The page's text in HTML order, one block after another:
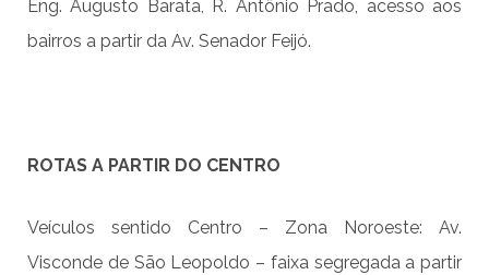
Eng. Augusto Barata, R. Antônio Prado, acesso aos
bairros a partir da Av. Senador Feijó.
ROTAS A PARTIR DO CENTRO
Veículos sentido Centro – Zona Noroeste: Av.
Visconde de São Leopoldo – faixa segregada a partir